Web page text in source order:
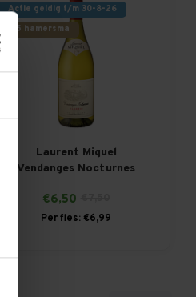
Actie geldig t/m 30-8-26
8.5 hamersma
Laurent Miquel
Vendanges Nocturnes
€6,50
Per fles: €6,99